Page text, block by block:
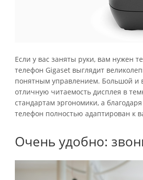
Если у вас заняты руки, вам нужен
телефон Gigaset выглядит
понятным управлением. Большой и
отличную читаемость дисплея в
стандартам эргономики, а
телефон полностью адаптирован к
Очень удобно: